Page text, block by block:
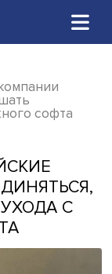
компании
решать
УХОДА